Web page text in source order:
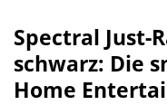
Spectral Just-
schwarz: Die
Home